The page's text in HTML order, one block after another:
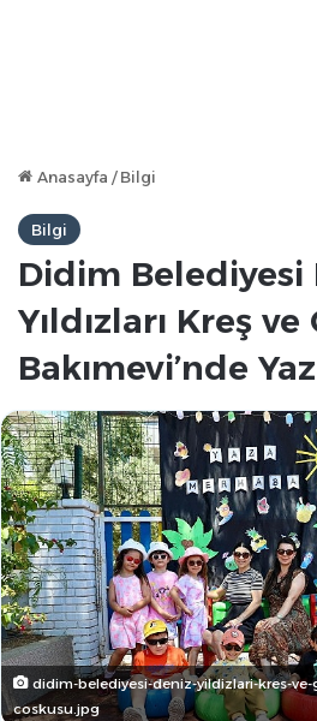
Anasayfa / Bilgi
Bilgi
Didim Belediyesi
Yıldızları Kreş
Bakımevi’nde
didim-belediyesi-deniz-yildizlari-kres-
coskusu.jpg